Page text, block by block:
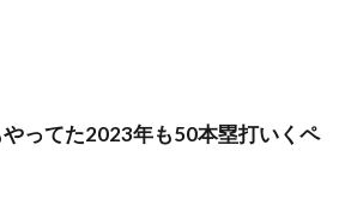
ってた2023年も50本塁打いくペ